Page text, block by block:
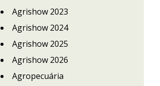
Agrishow 2023
Agrishow 2024
Agrishow 2025
Agrishow 2026
Agropecuária